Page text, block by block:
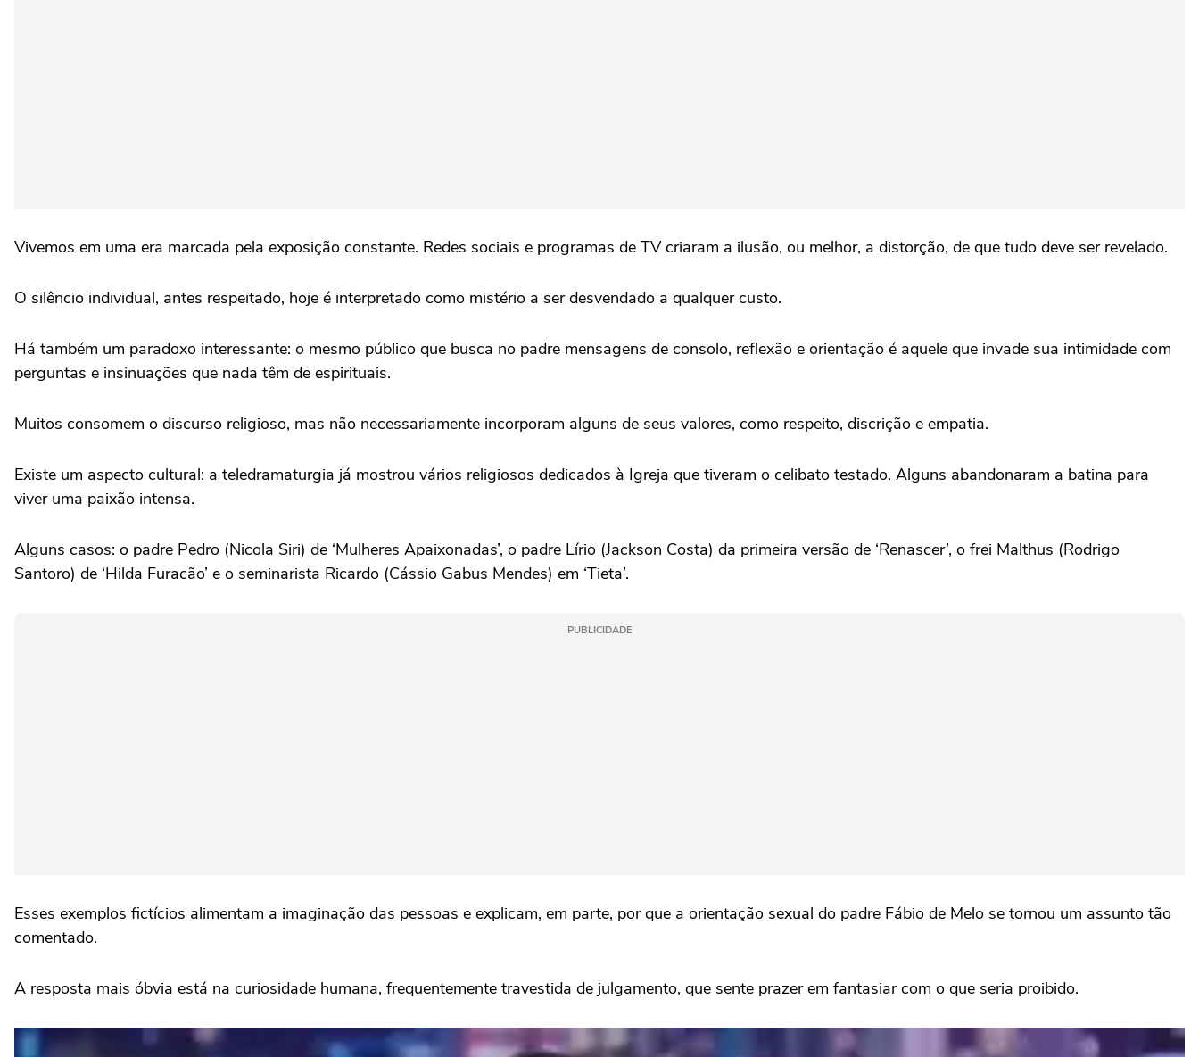
Vivemos em uma era marcada pela exposição constante. Redes sociais e programas de TV criaram a ilusão, ou melhor, a distorção, de que tudo deve ser revelado.
O silêncio individual, antes respeitado, hoje é interpretado como mistério a ser desvendado a qualquer custo.
Há também um paradoxo interessante: o mesmo público que busca no padre mensagens de consolo, reflexão e orientação é aquele que invade sua intimidade com
perguntas e insinuações que nada têm de espirituais.
Muitos consomem o discurso religioso, mas não necessariamente incorporam alguns de seus valores, como respeito, discrição e empatia.
Existe um aspecto cultural: a teledramaturgia já mostrou vários religiosos dedicados à Igreja que tiveram o celibato testado. Alguns abandonaram a batina para
viver uma paixão intensa.
Alguns casos: o padre Pedro (Nicola Siri) de ‘Mulheres Apaixonadas’, o padre Lírio (Jackson Costa) da primeira versão de ‘Renascer’, o frei Malthus (Rodrigo
Santoro) de ‘Hilda Furacão’ e o seminarista Ricardo (Cássio Gabus Mendes) em ‘Tieta’.
PUBLICIDADE
Esses exemplos fictícios alimentam a imaginação das pessoas e explicam, em parte, por que a orientação sexual do padre Fábio de Melo se tornou um assunto tão
comentado.
A resposta mais óbvia está na curiosidade humana, frequentemente travestida de julgamento, que sente prazer em fantasiar com o que seria proibido.